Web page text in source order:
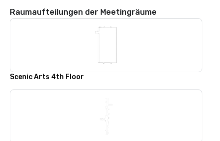
Raumaufteilungen der Meetingräume
Scenic Arts 4th Floor